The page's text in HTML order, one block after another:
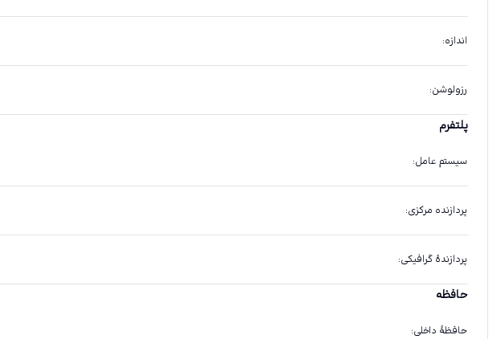
اندازه:
رزولوشن:
پلتفرم
سیستم عامل:
پردازنده مرکزی:
پردازندهٔ گرافیکی:
حافظه
حافظهٔ داخلی: